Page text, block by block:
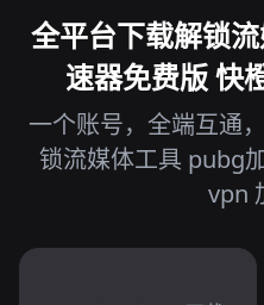
全平台下载解锁
速器免费版 快
一个账号，全端互通
锁流媒体工具 pubg
vpn